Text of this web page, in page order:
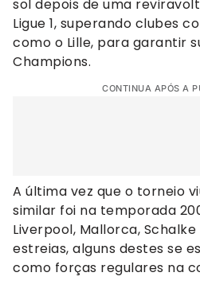
sol depois de uma
Ligue 1, superando clubes
como o Lille, para garantir
Champions.
CONTINUA APÓS A
A última vez que o torneio
similar foi na temporada
Liverpool, Mallorca,
estreias, alguns destes se
como forças regulares na